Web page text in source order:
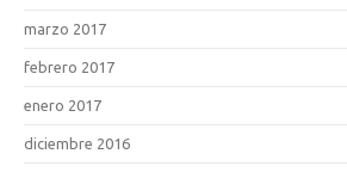
marzo 2017
febrero 2017
enero 2017
diciembre 2016